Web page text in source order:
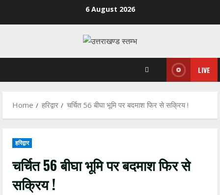
6 August 2026
LIVE
Home हरिद्वार चर्चित 56 बीघा भूमि पर बदमाश फिर से सक्रिय !
हरिद्वार
चर्चित 56 बीघा भूमि पर बदमाश फिर से
सक्रिय !